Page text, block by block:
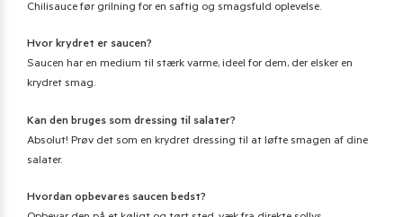
Chilisauce før grilning for en saftig og smagsfuld oplevelse.
Hvor krydret er saucen?
Saucen har en medium til stærk varme, ideel for dem, der elsker en
krydret smag.
Kan den bruges som dressing til salater?
Absolut! Prøv det som en krydret dressing til at løfte smagen af dine
salater.
Hvordan opbevares saucen bedst?